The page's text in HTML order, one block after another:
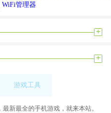
一直在用这两款。简单在软件
不下来的时候最有用。我们这
再拔掉，说u盘现在在用，然
，反正拔不下来。安装QQ软
放文件占用。用了这个之后就
WiFi管理器
+
+
游戏工具
新最全的手机游戏，就来本站。